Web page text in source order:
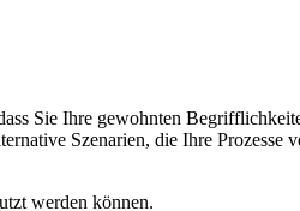
Sie Ihre gewohnten
Szenarien, die Ihre Prozesse
werden können.